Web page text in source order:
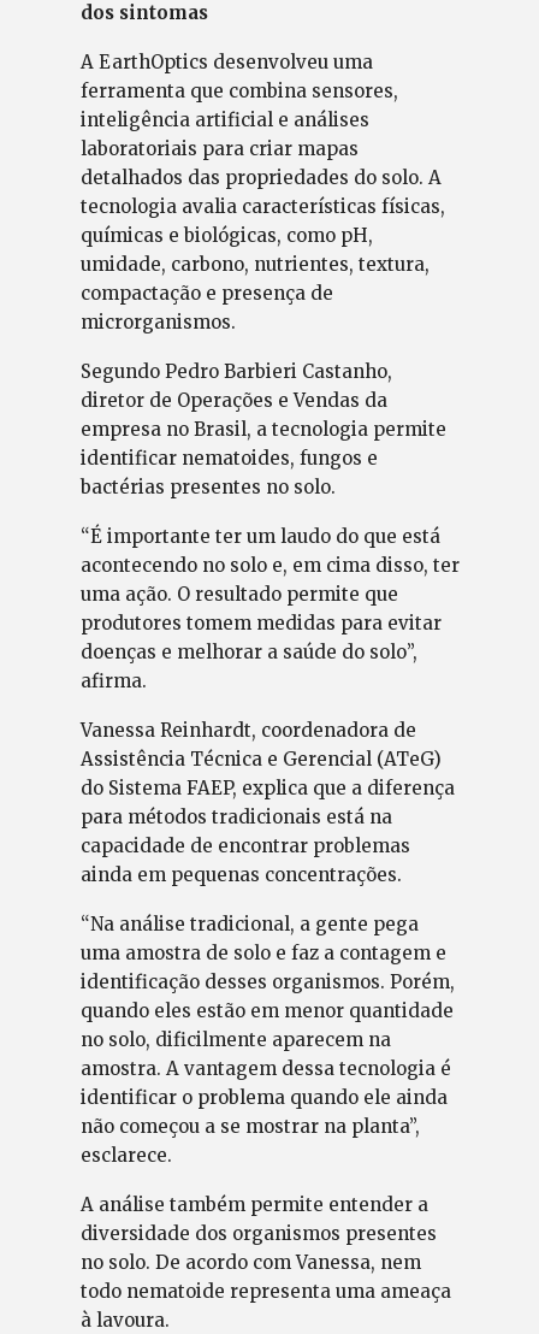
dos sintomas
A EarthOptics desenvolveu uma
ferramenta que combina sensores,
inteligência artificial e análises
laboratoriais para criar mapas
detalhados das propriedades do solo. A
tecnologia avalia características físicas,
químicas e biológicas, como pH,
umidade, carbono, nutrientes, textura,
compactação e presença de
microrganismos.
Segundo Pedro Barbieri Castanho,
diretor de Operações e Vendas da
empresa no Brasil, a tecnologia permite
identificar nematoides, fungos e
bactérias presentes no solo.
“É importante ter um laudo do que está
acontecendo no solo e, em cima disso, ter
uma ação. O resultado permite que
produtores tomem medidas para evitar
doenças e melhorar a saúde do solo”,
afirma.
Vanessa Reinhardt, coordenadora de
Assistência Técnica e Gerencial (ATeG)
do Sistema FAEP, explica que a diferença
para métodos tradicionais está na
capacidade de encontrar problemas
ainda em pequenas concentrações.
“Na análise tradicional, a gente pega
uma amostra de solo e faz a contagem e
identificação desses organismos. Porém,
quando eles estão em menor quantidade
no solo, dificilmente aparecem na
amostra. A vantagem dessa tecnologia é
identificar o problema quando ele ainda
não começou a se mostrar na planta”,
esclarece.
A análise também permite entender a
diversidade dos organismos presentes
no solo. De acordo com Vanessa, nem
todo nematoide representa uma ameaça
à lavoura.